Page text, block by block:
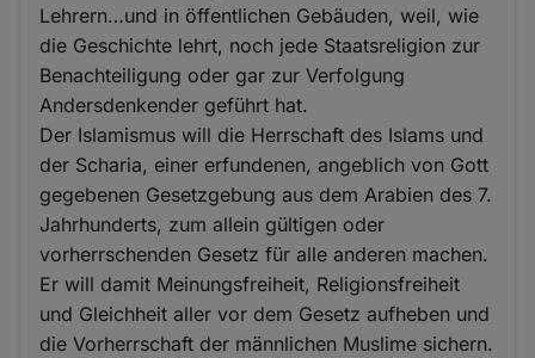
Lehrern…und in öffentlichen Gebäuden, weil, wie
die Geschichte lehrt, noch jede Staatsreligion zur
Benachteiligung oder gar zur Verfolgung
Andersdenkender geführt hat.
Der Islamismus will die Herrschaft des Islams und
der Scharia, einer erfundenen, angeblich von Gott
gegebenen Gesetzgebung aus dem Arabien des 7.
Jahrhunderts, zum allein gültigen oder
vorherrschenden Gesetz für alle anderen machen.
Er will damit Meinungsfreiheit, Religionsfreiheit
und Gleichheit aller vor dem Gesetz aufheben und
die Vorherrschaft der männlichen Muslime sichern.